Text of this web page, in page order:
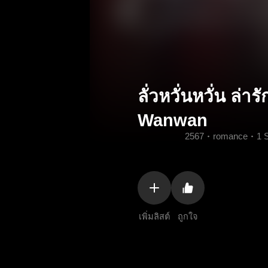
ลั่วหวั่นหวั่น ล่ารั
Wanwan
2567 romance 1
เพิ่มลิสต์ ถูกใจ